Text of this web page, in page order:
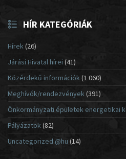
HÍR KATEGÓRIÁK
Hírek(26)
Járási Hivatal hírei (41)
Közérdekű információk(1 060)
Meghívók/rendezvények (391)
Önkormányzati épületek energetikai
Pályázatok (82)
Uncategorized @hu (14)